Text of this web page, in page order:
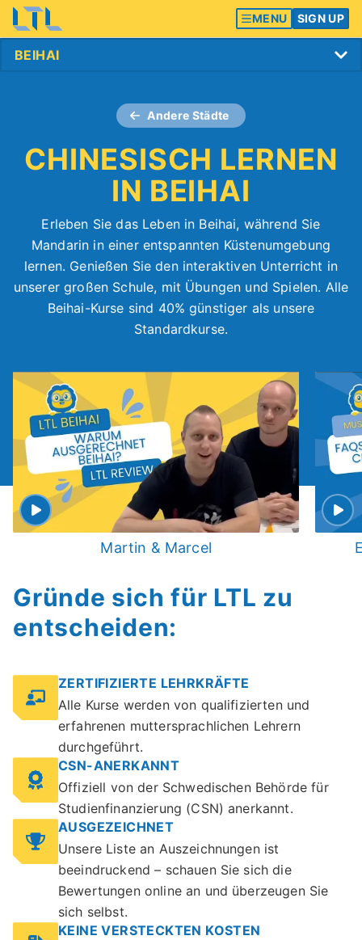
MENU SIGN UP
Andere Städte
CHINESISCH LERNEN
IN BEIHAI
Erleben Sie das Leben in Beihai, während Sie
Mandarin in einer entspannten Küstenumgebung
lernen. Genießen Sie den interaktiven Unterricht in
unserer großen Schule, mit Übungen und Spielen. Alle
Beihai-Kurse sind 40% günstiger als unsere
Standardkurse.
Martin & Marcel
Gründe sich für LTL zu
entscheiden:
ZERTIFIZIERTE LEHRKRÄFTE
Alle Kurse werden von qualifizierten und
erfahrenen muttersprachlichen Lehrern
durchgeführt.
CSN-ANERKANNT
Offiziell von der Schwedischen Behörde für
Studienfinanzierung (CSN) anerkannt.
AUSGEZEICHNET
Unsere Liste an Auszeichnungen ist
beeindruckend – schauen Sie sich die
Bewertungen online an und überzeugen Sie
sich selbst.
KEINE VERSTECKTEN KOSTEN